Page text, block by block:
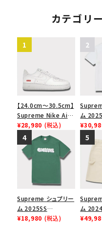
ューズ
カテゴリ
【24.0cm～30.5cm】
Supreme Nike Air
Force 1 Low シュプ
リーム ナイキエアフォ
ース１スニーカー シ
ューズ ホワイト
¥28,980 (税込)
ム
Box
イヤー
スロゴ
イト 白
Supreme シュプリー
ム 2025SS
Homerun Tee ホー
¥18,980 (税込)
ム
Denim